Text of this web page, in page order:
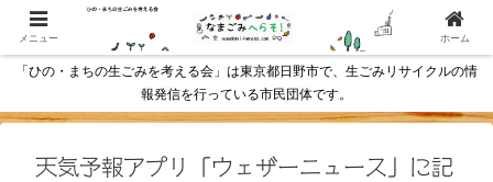
「ひの・まちの生ごみを考える会」は東京都日野市で、生ごみリサイクルの情
報発信を行っている市民団体です。
天気予報アプリ「ウェザーニュース」に記
メニュー ホーム